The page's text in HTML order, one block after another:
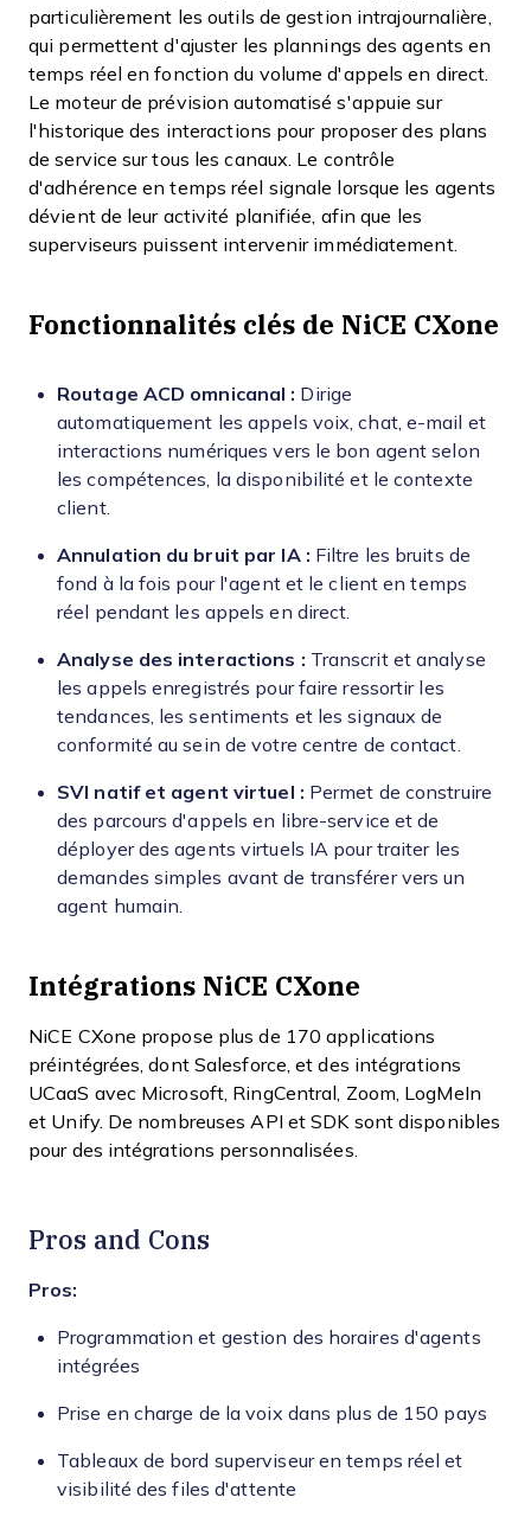
particulièrement les outils de gestion intrajournalière,
qui permettent d'ajuster les plannings des agents en
temps réel en fonction du volume d'appels en direct.
Le moteur de prévision automatisé s'appuie sur
l'historique des interactions pour proposer des plans
de service sur tous les canaux. Le contrôle
d'adhérence en temps réel signale lorsque les agents
dévient de leur activité planifiée, afin que les
superviseurs puissent intervenir immédiatement.
Fonctionnalités clés de NiCE CXone
Routage ACD omnicanal : Dirige
automatiquement les appels voix, chat, e-mail et
interactions numériques vers le bon agent selon
les compétences, la disponibilité et le contexte
client.
Annulation du bruit par IA : Filtre les bruits de
fond à la fois pour l'agent et le client en temps
réel pendant les appels en direct.
Analyse des interactions : Transcrit et analyse
les appels enregistrés pour faire ressortir les
tendances, les sentiments et les signaux de
conformité au sein de votre centre de contact.
SVI natif et agent virtuel : Permet de construire
des parcours d'appels en libre-service et de
déployer des agents virtuels IA pour traiter les
demandes simples avant de transférer vers un
agent humain.
Intégrations NiCE CXone
NiCE CXone propose plus de 170 applications
préintégrées, dont Salesforce, et des intégrations
UCaaS avec Microsoft, RingCentral, Zoom, LogMeIn
et Unify. De nombreuses API et SDK sont disponibles
pour des intégrations personnalisées.
Pros and Cons
Pros:
Programmation et gestion des horaires d'agents
intégrées
Prise en charge de la voix dans plus de 150 pays
Tableaux de bord superviseur en temps réel et
visibilité des files d'attente